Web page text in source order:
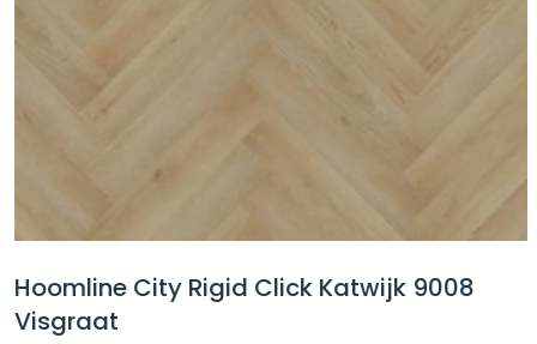
Hoomline City Rigid Click Katwijk 9008
Visgraat